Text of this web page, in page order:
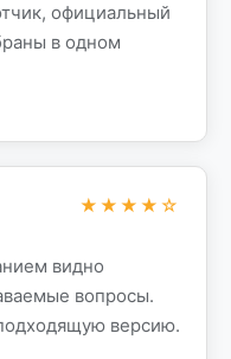
официальный
в одном
★★★★☆
видно
вопросы.
версию.